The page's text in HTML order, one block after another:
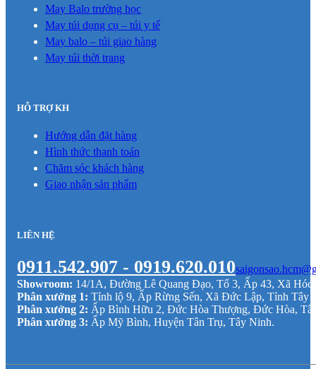
May Balo trường học
May túi dụng cụ – túi y tế
May balo – túi giao hàng
May túi thời trang
HỖ TRỢ KH
Hướng dẫn đặt hàng
Hình thức thanh toán
Chăm sóc khách hàng
Giao nhận sản phẩm
LIÊN HỆ
0911.542.907 - 0919.620.010
Showroom: 14/1A, Đường Lê Quang Đạo, Tổ 3, Ấp 43, Xã Hóc
Phân xưởng 1: Tỉnh lộ 9, Ấp Rừng Sến, Xã Đức Lập, Tỉnh Tây
Phân xưởng 2: Ấp Bình Hữu 2, Đức Hòa Thượng, Đức Hòa,
Phân xưởng 3: Ấp Mỹ Bình, Huyện Tân Trụ, Tây Ninh.